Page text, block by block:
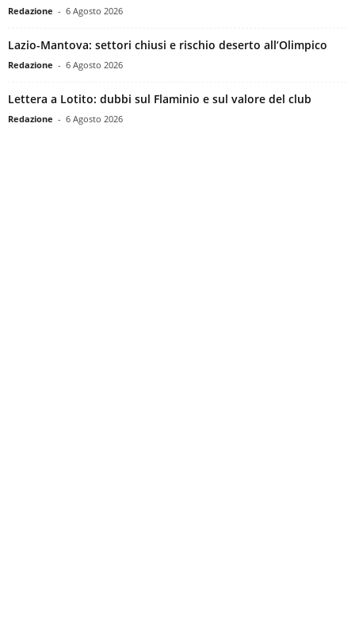
Redazione - 6 Agosto 2026
Lazio-Mantova: settori chiusi e rischio deserto all’Olimpico
Redazione - 6 Agosto 2026
Lettera a Lotito: dubbi sul Flaminio e sul valore del club
Redazione - 6 Agosto 2026